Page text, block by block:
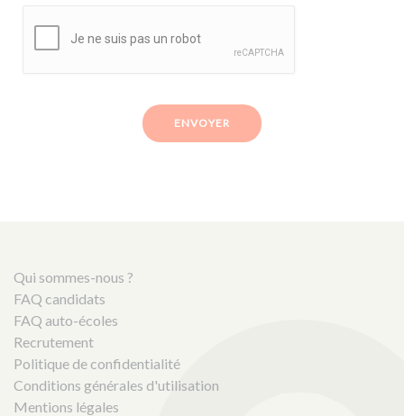
ENVOYER
Qui sommes-nous ?
FAQ candidats
FAQ auto-écoles
Recrutement
Politique de confidentialité
Conditions générales d'utilisation
Mentions légales